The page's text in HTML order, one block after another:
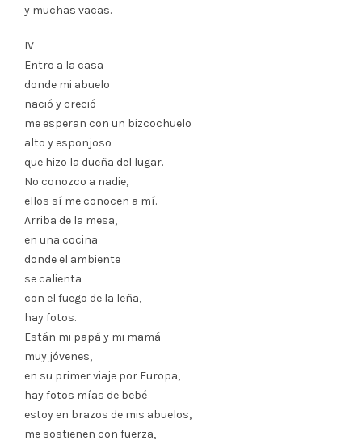
y muchas vacas.
IV
Entro a la casa
donde mi abuelo
nació y creció
me esperan con un bizcochuelo
alto y esponjoso
que hizo la dueña del lugar.
No conozco a nadie,
ellos sí me conocen a mí.
Arriba de la mesa,
en una cocina
donde el ambiente
se calienta
con el fuego de la leña,
hay fotos.
Están mi papá y mi mamá
muy jóvenes,
en su primer viaje por Europa,
hay fotos mías de bebé
estoy en brazos de mis abuelos,
me sostienen con fuerza,